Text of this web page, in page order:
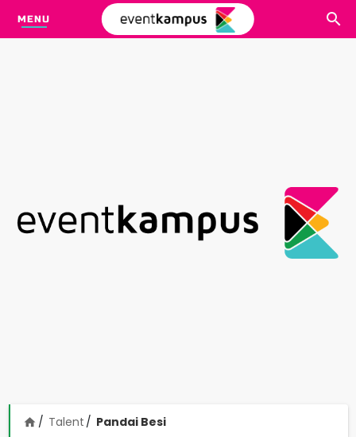
MENU
home Talent Pandai Besi